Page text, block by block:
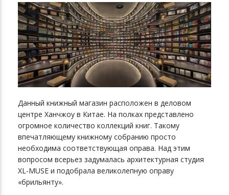
Данный книжный магазин расположен в деловом
центре Ханчжоу в Китае. На полках представлено
огромное количество коллекций книг. Такому
впечатляющему книжному собранию просто
необходима соответствующая оправа. Над этим
вопросом всерьез задумалась архитектурная студия
XL-MUSE и подобрала великолепную оправу
«брильянту».